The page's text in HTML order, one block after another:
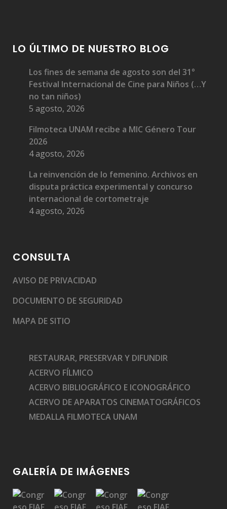
LO ÚLTIMO DE NUESTRO BLOG
Los fines de semana de agosto son del 31°
Festival Internacional de Cine para Niños (…Y
no tan niños)
5 agosto, 2026
Filmoteca UNAM recibe a MIC Género Tour
2026
4 agosto, 2026
La reinvención de lo femenino. Archivos en
disputa práctica experimental y concurso
internacional de cortometraje
4 agosto, 2026
CONSULTA
AVISO DE PRIVACIDAD
DOCUMENTO DE SEGURIDAD
MAPA DE SITIO
RESTAURAR, PRESERVAR Y DIFUNDIR
ACERVO FÍLMICO
ACERVO BIBLIOGRÁFICO E ICONOGRÁFICO
ACERVO DE APARATOS CINEMATOGRÁFICOS
MEDALLA FILMOTECA UNAM
GALERÍA DE IMÁGENES